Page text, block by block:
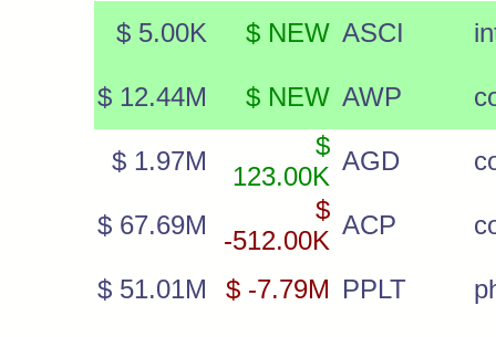
$ 5.00K $ NEW ASCI
$ 12.44M $ NEW AWP
$ 1.97M
$
123.00K
AGD
$ 67.69M
$
-512.00K
ACP
$ 51.01M $ -7.79M PPLT